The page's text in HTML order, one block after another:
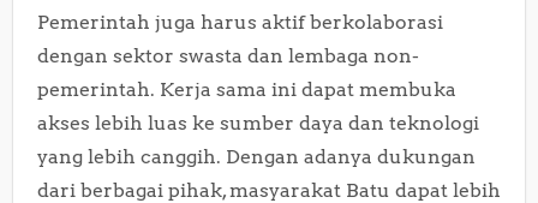
Pemerintah juga harus aktif berkolaborasi
dengan sektor swasta dan lembaga non-
pemerintah. Kerja sama ini dapat membuka
akses lebih luas ke sumber daya dan teknologi
yang lebih canggih. Dengan adanya dukungan
dari berbagai pihak, masyarakat Batu dapat lebih